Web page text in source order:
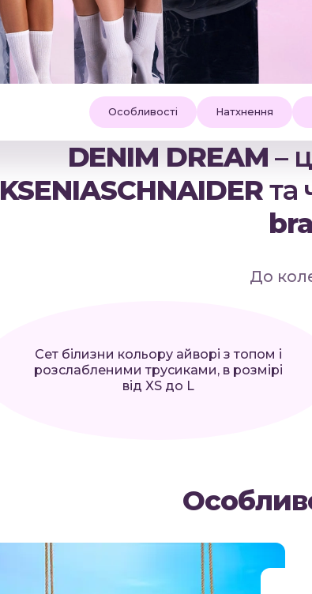
Особливості Натхнення
DENIM DREAM –
KSENIASCHNAIDERта
До
Сет білизни кольору айворі з топом і
розслабленими трусиками, в розмірі
від XS до L